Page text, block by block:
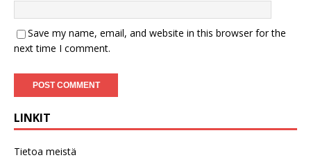
Save my name, email, and website in this browser for the
next time I comment.
LINKIT
Tietoa meistä